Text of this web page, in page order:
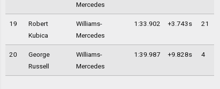
Mercedes
19
Robert
Kubica
Williams-
Mercedes
1:33.902 +3.743s 21
20
George
Russell
Williams-
Mercedes
1:39.987 +9.828s 4